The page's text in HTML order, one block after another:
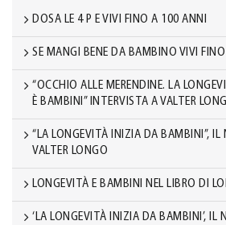
DOSA LE 4 P E VIVI FINO A 100 ANNI
SE MANGI BENE DA BAMBINO VIVI
“OCCHIO ALLE MERENDINE. LA
È BAMBINI” INTERVISTA A VALTER
“LA LONGEVITÀ INIZIA DA BAMBINI”, IL
VALTER LONGO
LONGEVITÀ E BAMBINI NEL LIBRO DI
‘LA LONGEVITÀ INIZIA DA BAMBINI’, IL